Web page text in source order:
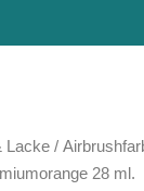
Lacke /
28 ml.